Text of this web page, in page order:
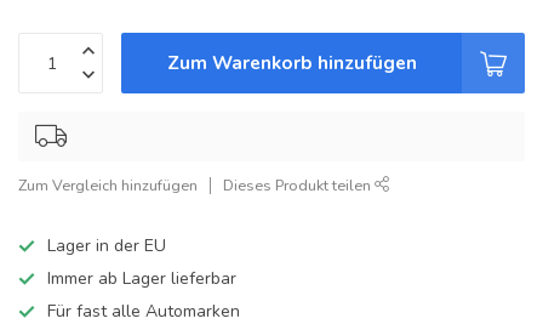
Zum Warenkorb hinzufügen
Zum Vergleich hinzufügen Dieses Produkt teilen
Lager in der EU
Immer ab Lager lieferbar
Für fast alle Automarken